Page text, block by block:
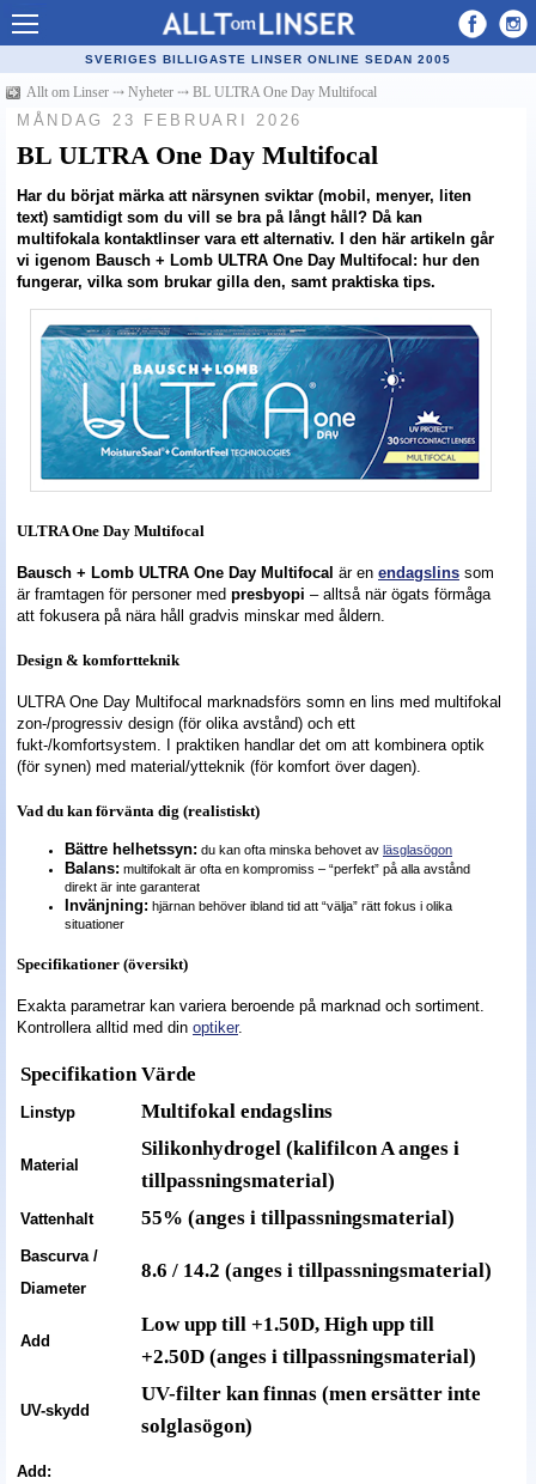
Allt om Linser
Billiga kontaktlinser
Populära linser
Kontaktlinstyper
Linsvätska
Optiker
Synfel
Glasögon
Tillverkare - linser
Linstillbehör
Nyheter - linser
SVERIGES BILLIGASTE LINSER ONLINE SEDAN 2005
Allt om Linser ⤏ Nyheter ⤏ BL ULTRA One Day Multifocal
MÅNDAG 23 FEBRUARI 2026
BL ULTRA One Day Multifocal
Har du börjat märka att närsynen sviktar (mobil, menyer, liten
text) samtidigt som du vill se bra på långt håll? Då kan
multifokala kontaktlinser vara ett alternativ. I den här artikeln går
vi igenom Bausch + Lomb ULTRA One Day Multifocal: hur den
fungerar, vilka som brukar gilla den, samt praktiska tips.
ULTRA One Day Multifocal
Bausch + Lomb ULTRA One Day Multifocal är en endagslins som
är framtagen för personer med presbyopi – alltså när ögats förmåga
att fokusera på nära håll gradvis minskar med åldern.
Design & komfortteknik
ULTRA One Day Multifocal marknadsförs somn en lins med multifokal
zon-/progressiv design (för olika avstånd) och ett
fukt-/komfortsystem. I praktiken handlar det om att kombinera optik
(för synen) med material/ytteknik (för komfort över dagen).
Vad du kan förvänta dig (realistiskt)
Bättre helhetssyn: du kan ofta minska behovet av läsglasögon
Balans: multifokalt är ofta en kompromiss – “perfekt” på alla avstånd
direkt är inte garanterat
Invänjning: hjärnan behöver ibland tid att “välja” rätt fokus i olika
situationer
Specifikationer (översikt)
Exakta parametrar kan variera beroende på marknad och sortiment.
Kontrollera alltid med din optiker.
Specifikation Värde
Linstyp Multifokal endagslins
Material
Silikonhydrogel (kalifilcon A anges i
tillpassningsmaterial)
Vattenhalt 55% (anges i tillpassningsmaterial)
Bascurva /
Diameter
8.6 / 14.2 (anges i tillpassningsmaterial)
Add
Low upp till +1.50D, High upp till
+2.50D (anges i tillpassningsmaterial)
UV-skydd
UV-filter kan finnas (men ersätter inte
solglasögon)
Add: